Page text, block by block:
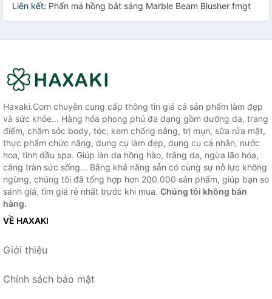
Liên kết: Phấn má hồng bắt sáng Marble Beam Blusher fmgt
Haxaki.Com chuyên cung cấp thông tin giá cả sản phẩm làm đẹp
và sức khỏe... Hàng hóa phong phú đa dạng gồm dưỡng da, trang
điểm, chăm sóc body, tóc, kem chống nắng, trị mụn, sữa rửa mặt,
thực phẩm chức năng, dụng cụ làm đẹp, dụng cụ cá nhân, nước
hoa, tinh dầu spa. Giúp làn da hồng hào, trắng da, ngừa lão hóa,
căng tràn sức sống... Bằng khả năng sẵn có cùng sự nỗ lực không
ngừng, chúng tôi đã tổng hợp hơn 200.000 sản phẩm, giúp bạn so
sánh giá, tìm giá rẻ nhất trước khi mua. Chúng tôi không bán
hàng.
VỀ HAXAKI
Giới thiệu
Chính sách bảo mật